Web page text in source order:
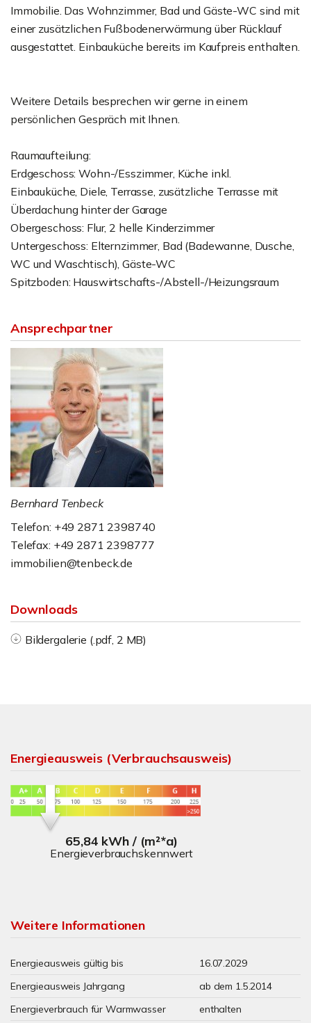
Immobilie. Das Wohnzimmer, Bad und Gäste-WC sind mit
einer zusätzlichen Fußbodenerwärmung über Rücklauf
ausgestattet. Einbauküche bereits im Kaufpreis enthalten.
Weitere Details besprechen wir gerne in einem
persönlichen Gespräch mit Ihnen.
Raumaufteilung:
Erdgeschoss: Wohn-/Esszimmer, Küche inkl.
Einbauküche, Diele, Terrasse, zusätzliche Terrasse mit
Überdachung hinter der Garage
Obergeschoss: Flur, 2 helle Kinderzimmer
Untergeschoss: Elternzimmer, Bad (Badewanne, Dusche,
WC und Waschtisch), Gäste-WC
Spitzboden: Hauswirtschafts-/Abstell-/Heizungsraum
Ansprechpartner
Bernhard Tenbeck
Telefon: +49 2871 2398740
Telefax: +49 2871 2398777
immobilien@tenbeck.de
Downloads
Bildergalerie (.pdf, 2 MB)
Energieausweis (Verbrauchsausweis)
65,84 kWh / (m²*a)
Energieverbrauchskennwert
Weitere Informationen
Energieausweis gültig bis
16.07.2029
Energieausweis Jahrgang
ab dem 1.5.2014
Energieverbrauch für Warmwasser
enthalten